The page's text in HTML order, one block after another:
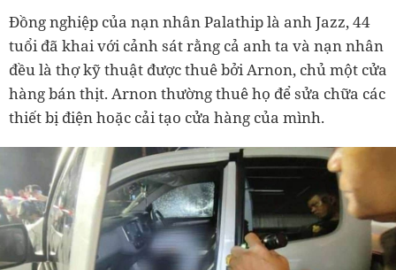
Đồng nghiệp của nạn nhân Palathip là anh Jazz, 44
tuổi đã khai với cảnh sát rằng cả anh ta và nạn nhân
đều là thợ kỹ thuật được thuê bởi Arnon, chủ một cửa
hàng bán thịt. Arnon thường thuê họ để sửa chữa các
thiết bị điện hoặc cải tạo cửa hàng của mình.